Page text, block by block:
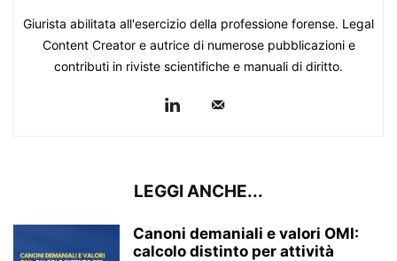
Giurista abilitata all'esercizio della professione forense. Legal
Content Creator e autrice di numerose pubblicazioni e
contributi in riviste scientifiche e manuali di diritto.
LEGGI ANCHE...
Canoni demaniali e valori OMI:
calcolo distinto per attività